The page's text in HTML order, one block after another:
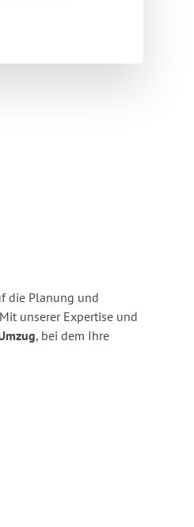
die Planung und
unserer Expertise und
, bei dem Ihre